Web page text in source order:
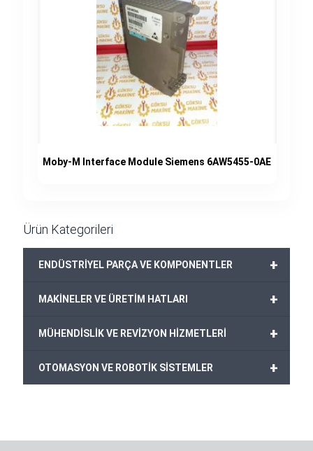
Moby-M Interface Module Siemens 6AW5455-0AE
Ürün Kategorileri
+
ENDÜSTRİYEL PARÇA VE KOMPONENTLER
+
MAKİNELER VE ÜRETİM HATLARI
+
MÜHENDİSLİK VE REVİZYON HİZMETLERİ
+
OTOMASYON VE ROBOTİK SİSTEMLER